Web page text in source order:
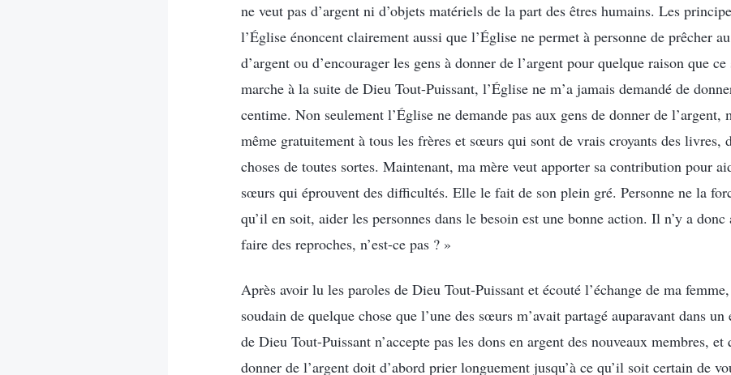
ne veut pas d’argent ni d’objets matériels de la part des êtres humains. Les
l’Église énoncent clairement aussi que l’Église ne permet à personne de prêcher
d’argent ou d’encourager les gens à donner de l’argent pour quelque raison que
marche à la suite de Dieu Tout-Puissant, l’Église ne m’a jamais demandé de
centime. Non seulement l’Église ne demande pas aux gens de donner de l’argent,
même gratuitement à tous les frères et sœurs qui sont de vrais croyants des livres,
choses de toutes sortes. Maintenant, ma mère veut apporter sa contribution pour
sœurs qui éprouvent des difficultés. Elle le fait de son plein gré. Personne ne la
qu’il en soit, aider les personnes dans le besoin est une bonne action. Il n’y a
faire des reproches, n’est-ce pas ? »
Après avoir lu les paroles de Dieu Tout-Puissant et écouté l’échange de ma
soudain de quelque chose que l’une des sœurs m’avait partagé auparavant dans un
de Dieu Tout-Puissant n’accepte pas les dons en argent des nouveaux membres,
donner de l’argent doit d’abord prier longuement jusqu’à ce qu’il soit certain de